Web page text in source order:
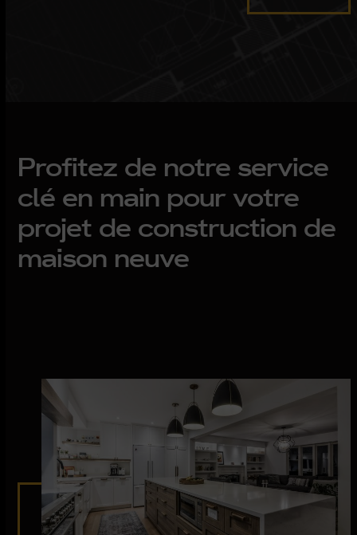
Profitez de notre service
clé en main pour votre
projet de construction de
maison neuve